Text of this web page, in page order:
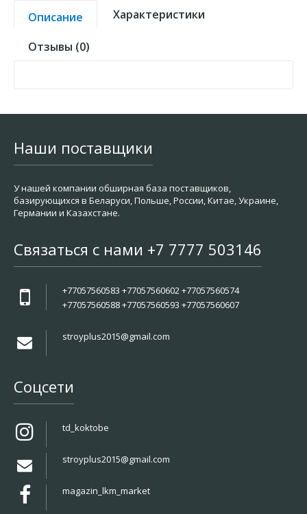
Описание Характеристики
Отзывы (0)
Наши поставщики
У нашей компании обширная база поставщиков,
базирующихся в Беларуси, Польше, России, Китае, Украине,
Германии и Казахстане.
Связаться с нами +7 7777 503146
+77057560583 +77057560602 +77057560574
+77057560588 +77057560593 +77057560607
stroyplus2015@gmail.com
Соцсети
td_koktobe
stroyplus2015@gmail.com
magazin_lkm_market